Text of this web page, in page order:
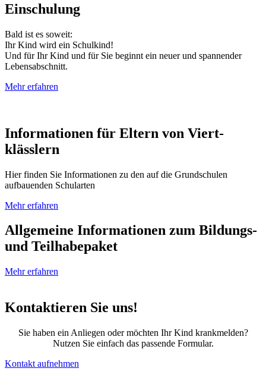
Einschulung
Bald ist es soweit:
Ihr Kind wird ein Schulkind!
Und für Ihr Kind und für Sie beginnt ein neuer und spannender
Lebensabschnitt.
Mehr erfahren
Informa­tionen für Eltern von Viert­
klässlern
Hier finden Sie Informationen zu den auf die Grundschulen
aufbauenden Schularten
Mehr erfahren
Allgemeine Informationen zum Bildungs-
und Teilhabepaket
Mehr erfahren
Kontak­tieren Sie uns!
Sie haben ein Anliegen oder möchten Ihr Kind krankmelden?
Nutzen Sie einfach das passende Formular.
Kontakt aufnehmen